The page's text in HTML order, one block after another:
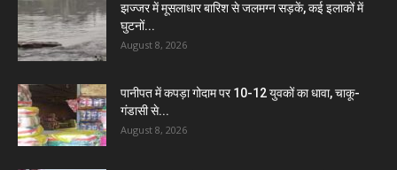
झज्जर में मूसलाधार बारिश से जलमग्न सड़कें, कई इलाकों में
घुटनों...
August 8, 2026
पानीपत में कपड़ा गोदाम पर 10-12 युवकों का धावा, चाकू-
गंडासी से...
August 8, 2026